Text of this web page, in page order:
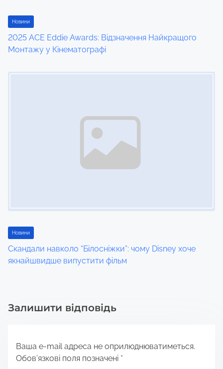
Новини
2025 ACE Eddie Awards: Відзначення Найкращого
Монтажу у Кінематографі
Новини
Скандали навколо “Білосніжки”: чому Disney хоче
якнайшвидше випустити фільм
Залишити відповідь
Ваша e-mail адреса не оприлюднюватиметься.
Обов’язкові поля позначені *